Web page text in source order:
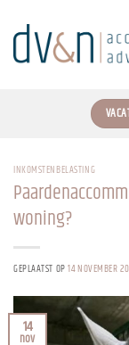
naar
inhoud
INKOMSTENBELASTING
woning?
GEPLAATST OP14 NOVEMBER
14
nov